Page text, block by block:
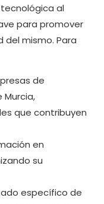
al
para promover
mismo. Para
de
Murcia,
que contribuyen
en
su
específico de